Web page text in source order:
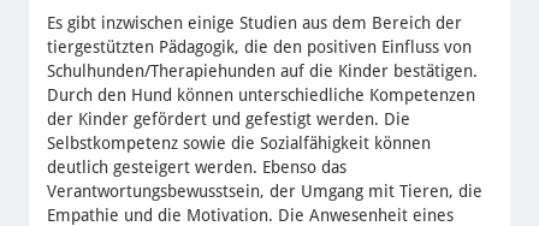
Es gibt inzwischen einige Studien aus dem Bereich der
tiergestützten Pädagogik, die den positiven Einfluss von
Schulhunden/Therapiehunden auf die Kinder bestätigen.
Durch den Hund können unterschiedliche Kompetenzen
der Kinder gefördert und gefestigt werden. Die
Selbstkompetenz sowie die Sozialfähigkeit können
deutlich gesteigert werden. Ebenso das
Verantwortungsbewusstsein, der Umgang mit Tieren, die
Empathie und die Motivation. Die Anwesenheit eines